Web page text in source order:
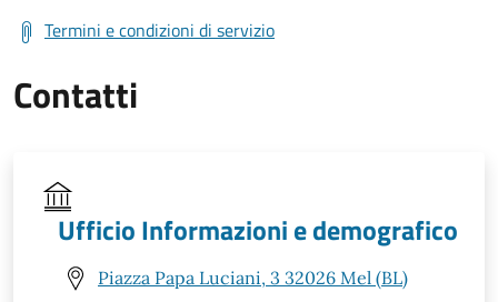
Termini e condizioni di servizio
Contatti
Ufficio Informazioni e demografico
Piazza Papa Luciani, 3 32026 Mel (BL)